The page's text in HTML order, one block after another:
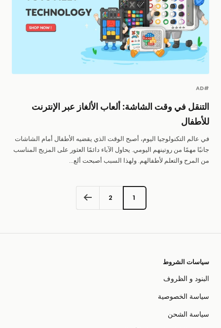
#AD
التنقل في وقت الشاشة: ألعاب الألغاز عبر الإنترنت
للأطفال
في عالم التكنولوجيا اليوم، أصبح الوقت الذي يقضيه الأطفال أمام الشاشات
جانبًا مهمًا من روتينهم اليومي. يحاول الآباء دائمًا العثور على المزيج المناسب
من المرح والتعلم لأطفالهم. ولهذا السبب أصبحت ألع...
1
2
سياسات الشروط
البنود و الظروف
سياسة الخصوصية
سياسة الشحن